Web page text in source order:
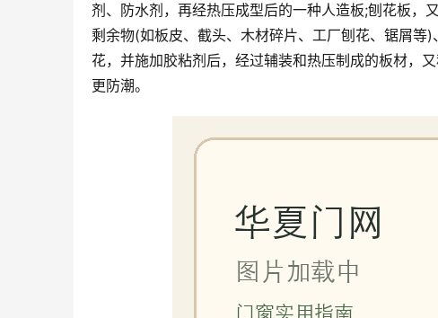
剂、防水剂，再经热压成型后的一种人造板;刨花板，
剩余物(如板皮、截头、木材碎片、工厂刨花、锯屑等
花，并施加胶粘剂后，经过辅装和热压制成的板材，
更防潮。